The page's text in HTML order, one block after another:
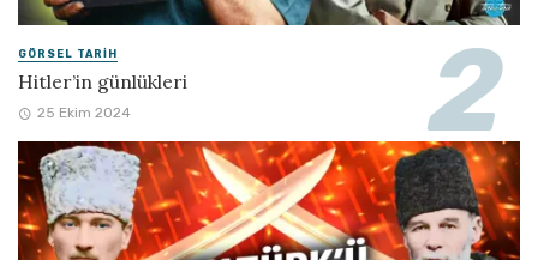
GÖRSEL TARIH
Hitler’in günlükleri
25 Ekim 2024